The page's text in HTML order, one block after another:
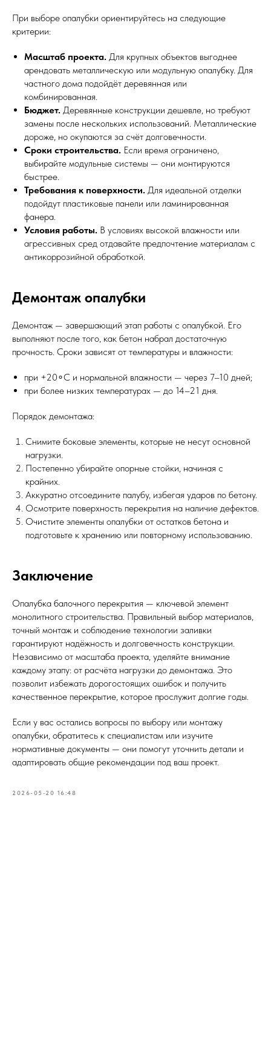
При выборе опалубки ориентируйтесь на следующие
критерии:
Масштаб проекта. Для крупных объектов выгоднее
арендовать металлическую или модульную опалубку. Для
частного дома подойдёт деревянная или
комбинированная.
Бюджет. Деревянные конструкции дешевле, но требуют
замены после нескольких использований. Металлические
дороже, но окупаются за счёт долговечности.
Сроки строительства. Если время ограничено,
выбирайте модульные системы — они монтируются
быстрее.
Требования к поверхности. Для идеальной отделки
подойдут пластиковые панели или ламинированная
фанера.
Условия работы. В условиях высокой влажности или
агрессивных сред отдавайте предпочтение материалам с
антикоррозийной обработкой.
Демонтаж опалубки
Демонтаж — завершающий этап работы с опалубкой. Его
выполняют после того, как бетон набрал достаточную
прочность. Сроки зависят от температуры и влажности:
при +20∘C и нормальной влажности — через 7–10 дней;
при более низких температурах — до 14–21 дня.
Порядок демонтажа:
Снимите боковые элементы, которые не несут основной
нагрузки.
Постепенно убирайте опорные стойки, начиная с
крайних.
Аккуратно отсоедините палубу, избегая ударов по бетону.
Осмотрите поверхность перекрытия на наличие дефектов.
Очистите элементы опалубки от остатков бетона и
подготовьте к хранению или повторному использованию.
Заключение
Опалубка балочного перекрытия — ключевой элемент
монолитного строительства. Правильный выбор материалов,
точный монтаж и соблюдение технологии заливки
гарантируют надёжность и долговечность конструкции.
Независимо от масштаба проекта, уделяйте внимание
каждому этапу: от расчёта нагрузки до демонтажа. Это
позволит избежать дорогостоящих ошибок и получить
качественное перекрытие, которое прослужит долгие годы.
Если у вас остались вопросы по выбору или монтажу
опалубки, обратитесь к специалистам или изучите
нормативные документы — они помогут уточнить детали и
адаптировать общие рекомендации под ваш проект.
2026-05-20 16:48